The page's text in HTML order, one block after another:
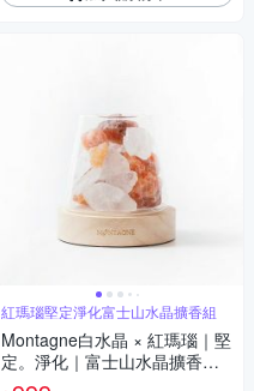
紅瑪瑙堅定淨化富士山水晶擴香組
Montagne白水晶 × 紅瑪瑙｜堅
定。淨化｜富士山水晶擴香組
精油可選